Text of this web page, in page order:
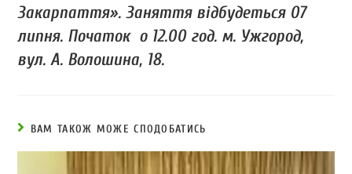
Закарпаття». Заняття відбудеться 07
липня. Початок о 12.00 год. м. Ужгород,
вул. А. Волошина, 18.
ВАМ ТАКОЖ МОЖЕ СПОДОБАТИСЬ